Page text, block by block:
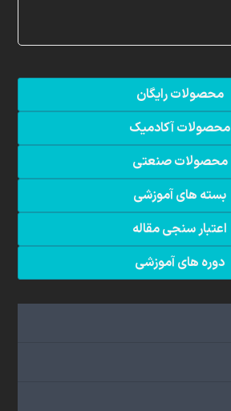
محصولات رایگان
محصولات آکادمیک
محصولات صنعتی
بسته های آموزشی
اعتبار سنجی مقاله
دوره های آموزشی